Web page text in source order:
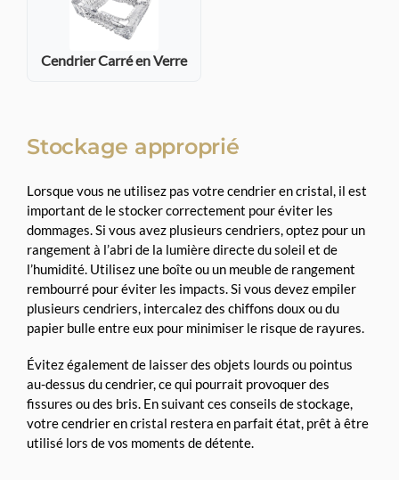
Cendrier Carré en Verre
Stockage approprié
Lorsque vous ne utilisez pas votre cendrier en cristal, il est
important de le stocker correctement pour éviter les
dommages. Si vous avez plusieurs cendriers, optez pour un
rangement à l’abri de la lumière directe du soleil et de
l’humidité. Utilisez une boîte ou un meuble de rangement
rembourré pour éviter les impacts. Si vous devez empiler
plusieurs cendriers, intercalez des chiffons doux ou du
papier bulle entre eux pour minimiser le risque de rayures.
Évitez également de laisser des objets lourds ou pointus
au-dessus du cendrier, ce qui pourrait provoquer des
fissures ou des bris. En suivant ces conseils de stockage,
votre cendrier en cristal restera en parfait état, prêt à être
utilisé lors de vos moments de détente.